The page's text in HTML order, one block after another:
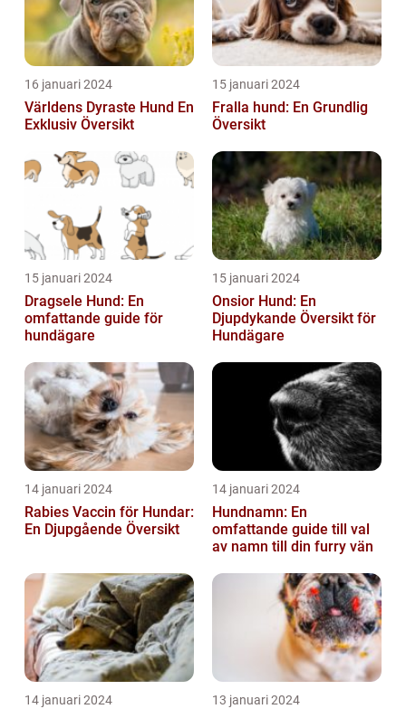
16 januari 2024
Världens Dyraste Hund En
Exklusiv Översikt
15 januari 2024
Fralla hund: En Grundlig
Översikt
15 januari 2024
Dragsele Hund: En
omfattande guide för
hundägare
15 januari 2024
Onsior Hund: En
Djupdykande Översikt för
Hundägare
14 januari 2024
Rabies Vaccin för Hundar:
En Djupgående Översikt
14 januari 2024
Hundnamn: En
omfattande guide till val
av namn till din furry vän
14 januari 2024 13 januari 2024